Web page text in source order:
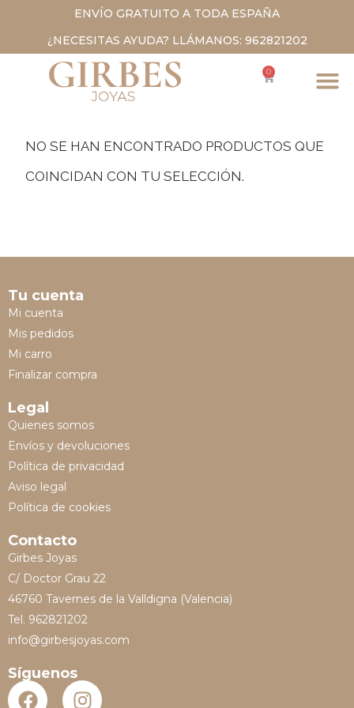
ENVÍO GRATUITO A TODA ESPAÑA
¿NECESITAS AYUDA? LLÁMANOS: 962821202
0
NO SE HAN ENCONTRADO PRODUCTOS QUE
COINCIDAN CON TU SELECCIÓN.
Tu cuenta
Mi cuenta
Mis pedidos
Mi carro
Finalizar compra
Legal
Quienes somos
Envíos y devoluciones
Política de privacidad
Aviso legal
Política de cookies
Contacto
Girbes Joyas
C/ Doctor Grau 22
46760 Tavernes de la Valldigna (Valencia)
Tel. 962821202
info@girbesjoyas.com
Síguenos